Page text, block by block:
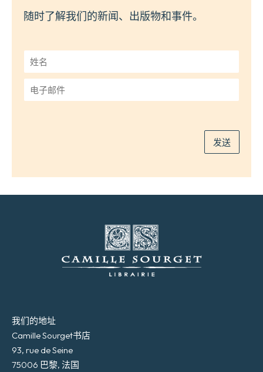
随时了解我们的新闻、出版物和事件。
姓
名
*
子
发送
我们的地址
Camille Sourget书店
93, rue de Seine
75006 巴黎, 法国